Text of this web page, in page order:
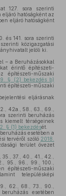
127. sora szerinti
eljáró hatóságként az
eljáró hatóságként
és 141. sora szerinti
közigazgatási
jelöli ki.
– a Beruházásokkal
érintő építészeti-
építészeti-műszaki
§ (2) bekezdés b)
építészeti-műszaki
eljárásnak
42a., 58., 63., 69.,
szerinti beruházás
kiemelt térségeinek
§ (1) bekezdését.
esetében a
tervéről szóló 2018.
terület övezet
35., 37., 40., 41., 42.,
95., 96., 99., 100.,
építészeti-műszaki
településképi
62., 68., 73., 90.,
esetében